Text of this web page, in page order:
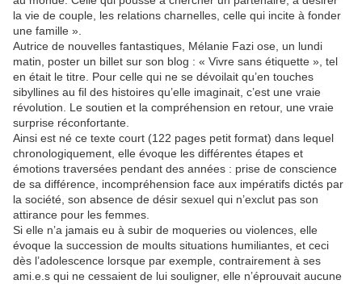
la vie de couple, les relations charnelles, celle qui incite à fonder
une famille ».
Autrice de nouvelles fantastiques, Mélanie Fazi ose, un lundi
matin, poster un billet sur son blog : « Vivre sans étiquette », tel
en était le titre. Pour celle qui ne se dévoilait qu’en touches
sibyllines au fil des histoires qu’elle imaginait, c’est une vraie
révolution. Le soutien et la compréhension en retour, une vraie
surprise réconfortante.
Ainsi est né ce texte court (122 pages petit format) dans lequel
chronologiquement, elle évoque les différentes étapes et
émotions traversées pendant des années : prise de conscience
de sa différence, incompréhension face aux impératifs dictés par
la société, son absence de désir sexuel qui n’exclut pas son
attirance pour les femmes.
Si elle n’a jamais eu à subir de moqueries ou violences, elle
évoque la succession de moults situations humiliantes, et ceci
dès l’adolescence lorsque par exemple, contrairement à ses
ami.e.s qui ne cessaient de lui souligner, elle n’éprouvait aucune